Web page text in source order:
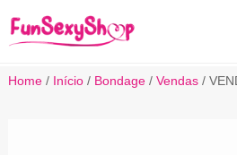
Home/ Início/ Bondage/ Vendas/